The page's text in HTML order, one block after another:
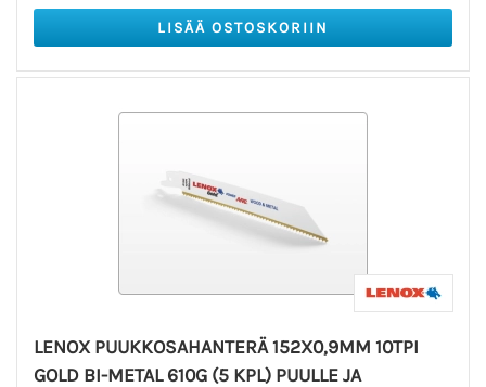
LENOX PUUKKOSAHANTERÄ 152X0,9MM 10TPI
GOLD BI-METAL 610G (5 KPL) PUULLE JA